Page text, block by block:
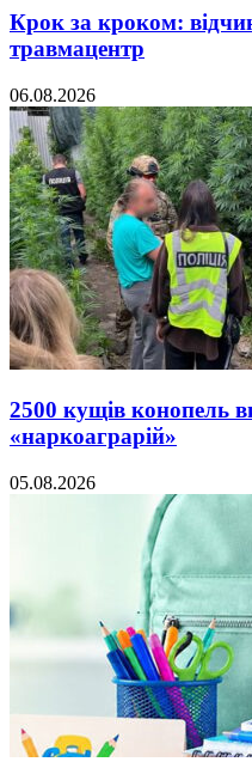
Крок за кроком:
травмацентр
06.08.2026
2500 кущів конопель
«наркоаграрій»
05.08.2026